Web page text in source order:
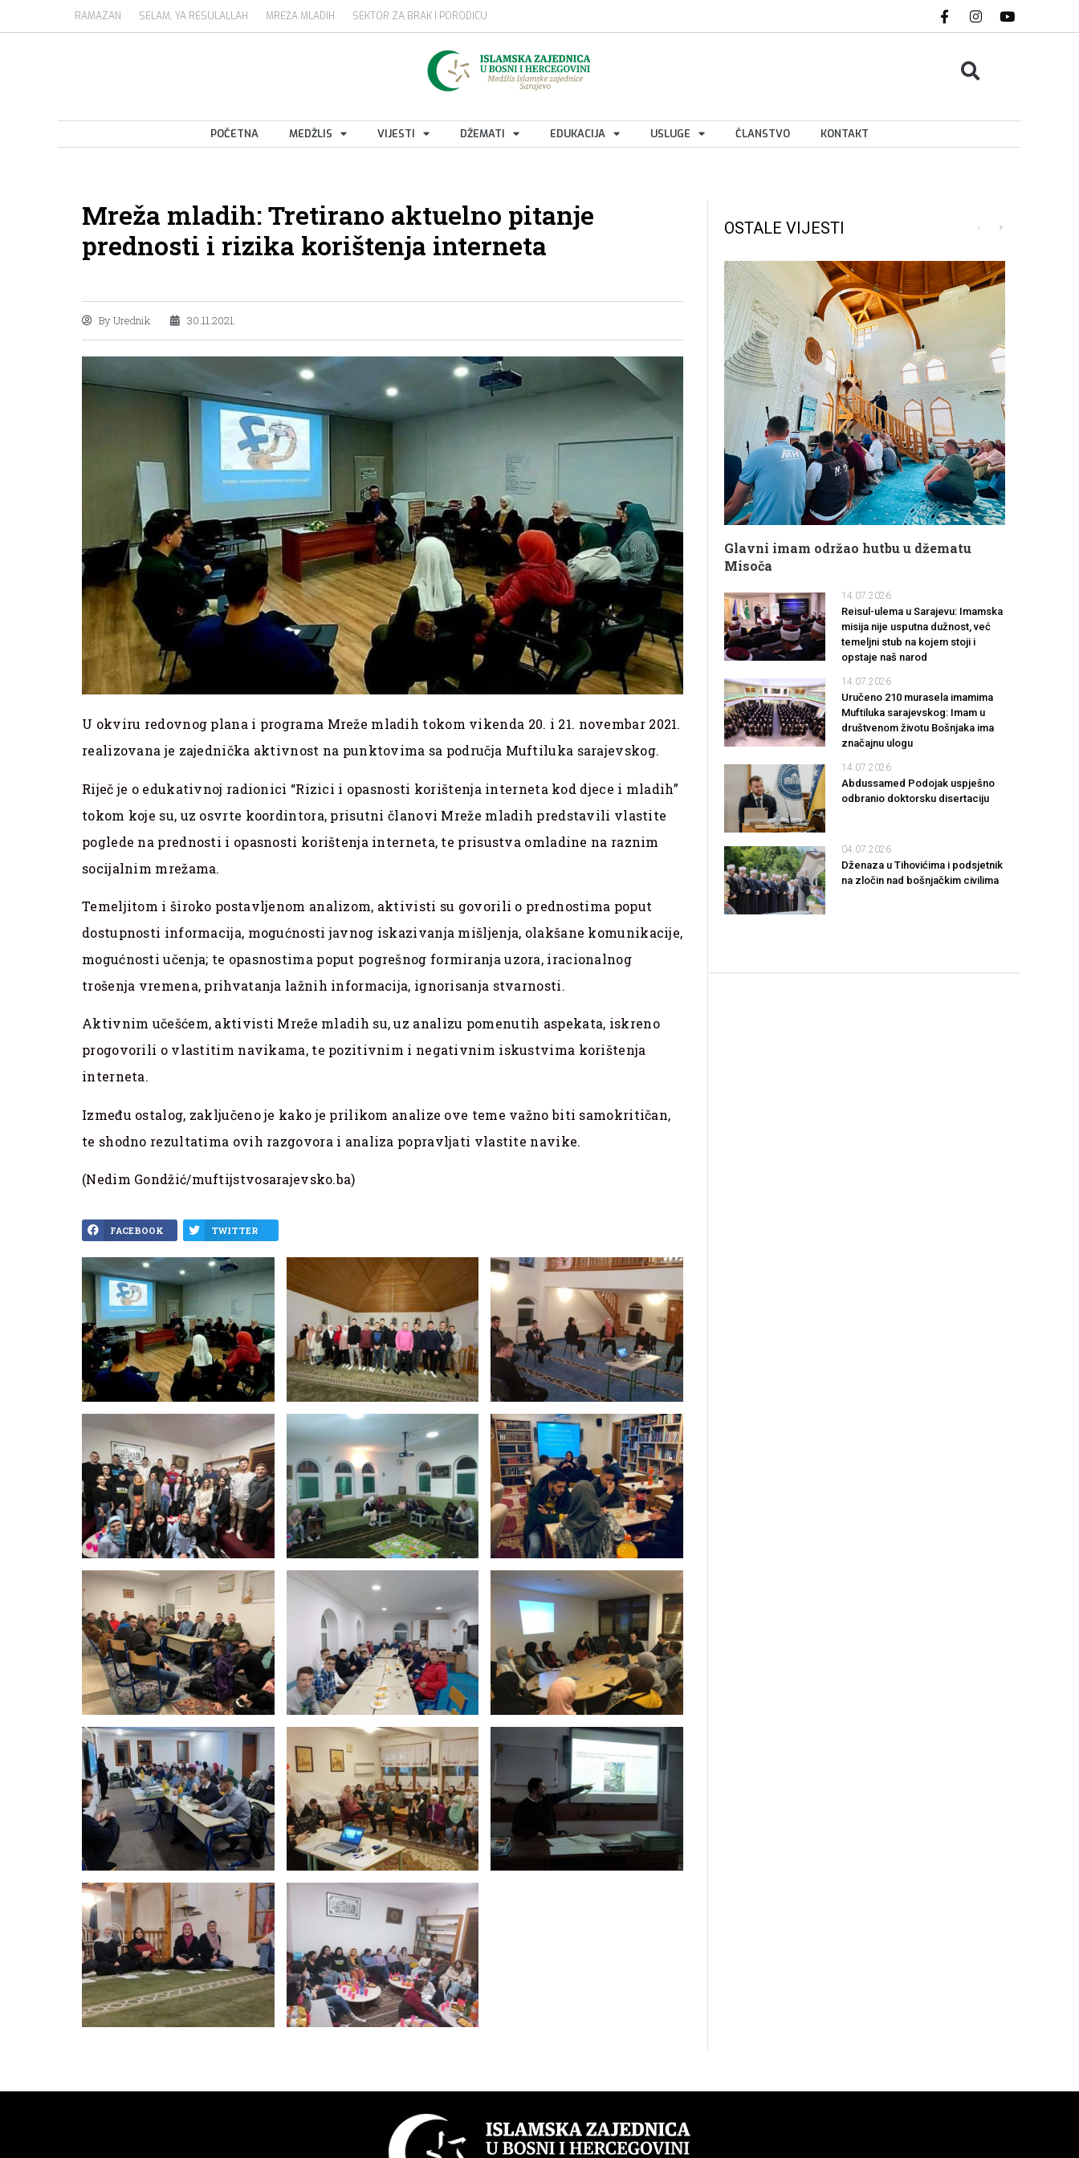
RAMAZAN SELAM, YA RESULALLAH MREŽA MLADIH SEKTOR ZA BRAK I PORODICU
POČETNA MEDŽLIS VIJESTI DŽEMATI EDUKACIJA USLUGE ČLANSTVO KONTAKT
Mreža mladih: Tretirano aktuelno pitanje
prednosti i rizika korištenja interneta
ByUrednik 30.11.2021.
U okviru redovnog plana i programa Mreže mladih tokom vikenda 20. i 21. novembar 2021.
realizovana je zajednička aktivnost na punktovima sa područja Muftiluka sarajevskog.
Riječ je o edukativnoj radionici “Rizici i opasnosti korištenja interneta kod djece i mladih”
tokom koje su, uz osvrte koordintora, prisutni članovi Mreže mladih predstavili vlastite
poglede na prednosti i opasnosti korištenja interneta, te prisustva omladine na raznim
socijalnim mrežama.
Temeljitom i široko postavljenom analizom, aktivisti su govorili o prednostima poput
dostupnosti informacija, mogućnosti javnog iskazivanja mišljenja, olakšane komunikacije,
mogućnosti učenja; te opasnostima poput pogrešnog formiranja uzora, iracionalnog
trošenja vremena, prihvatanja lažnih informacija, ignorisanja stvarnosti.
Aktivnim učešćem, aktivisti Mreže mladih su, uz analizu pomenutih aspekata, iskreno
progovorili o vlastitim navikama, te pozitivnim i negativnim iskustvima korištenja
interneta.
Između ostalog, zaključeno je kako je prilikom analize ove teme važno biti samokritičan,
te shodno rezultatima ovih razgovora i analiza popravljati vlastite navike.
(Nedim Gondžić/muftijstvosarajevsko.ba)
FACEBOOK TWITTER
OSTALE VIJESTI
Glavni imam održao hutbu u džematu
Misoča
14.07.2026
Reisul-ulema u Sarajevu: Imamska
misija nije usputna dužnost, već
temeljni stub na kojem stoji i
opstaje naš narod
14.07.2026
Uručeno 210 murasela imamima
Muftiluka sarajevskog: Imam u
društvenom životu Bošnjaka ima
značajnu ulogu
14.07.2026
Abdussamed Podojak uspješno
odbranio doktorsku disertaciju
04.07.2026
Dženaza u Tihovićima i podsjetnik
na zločin nad bošnjačkim civilima